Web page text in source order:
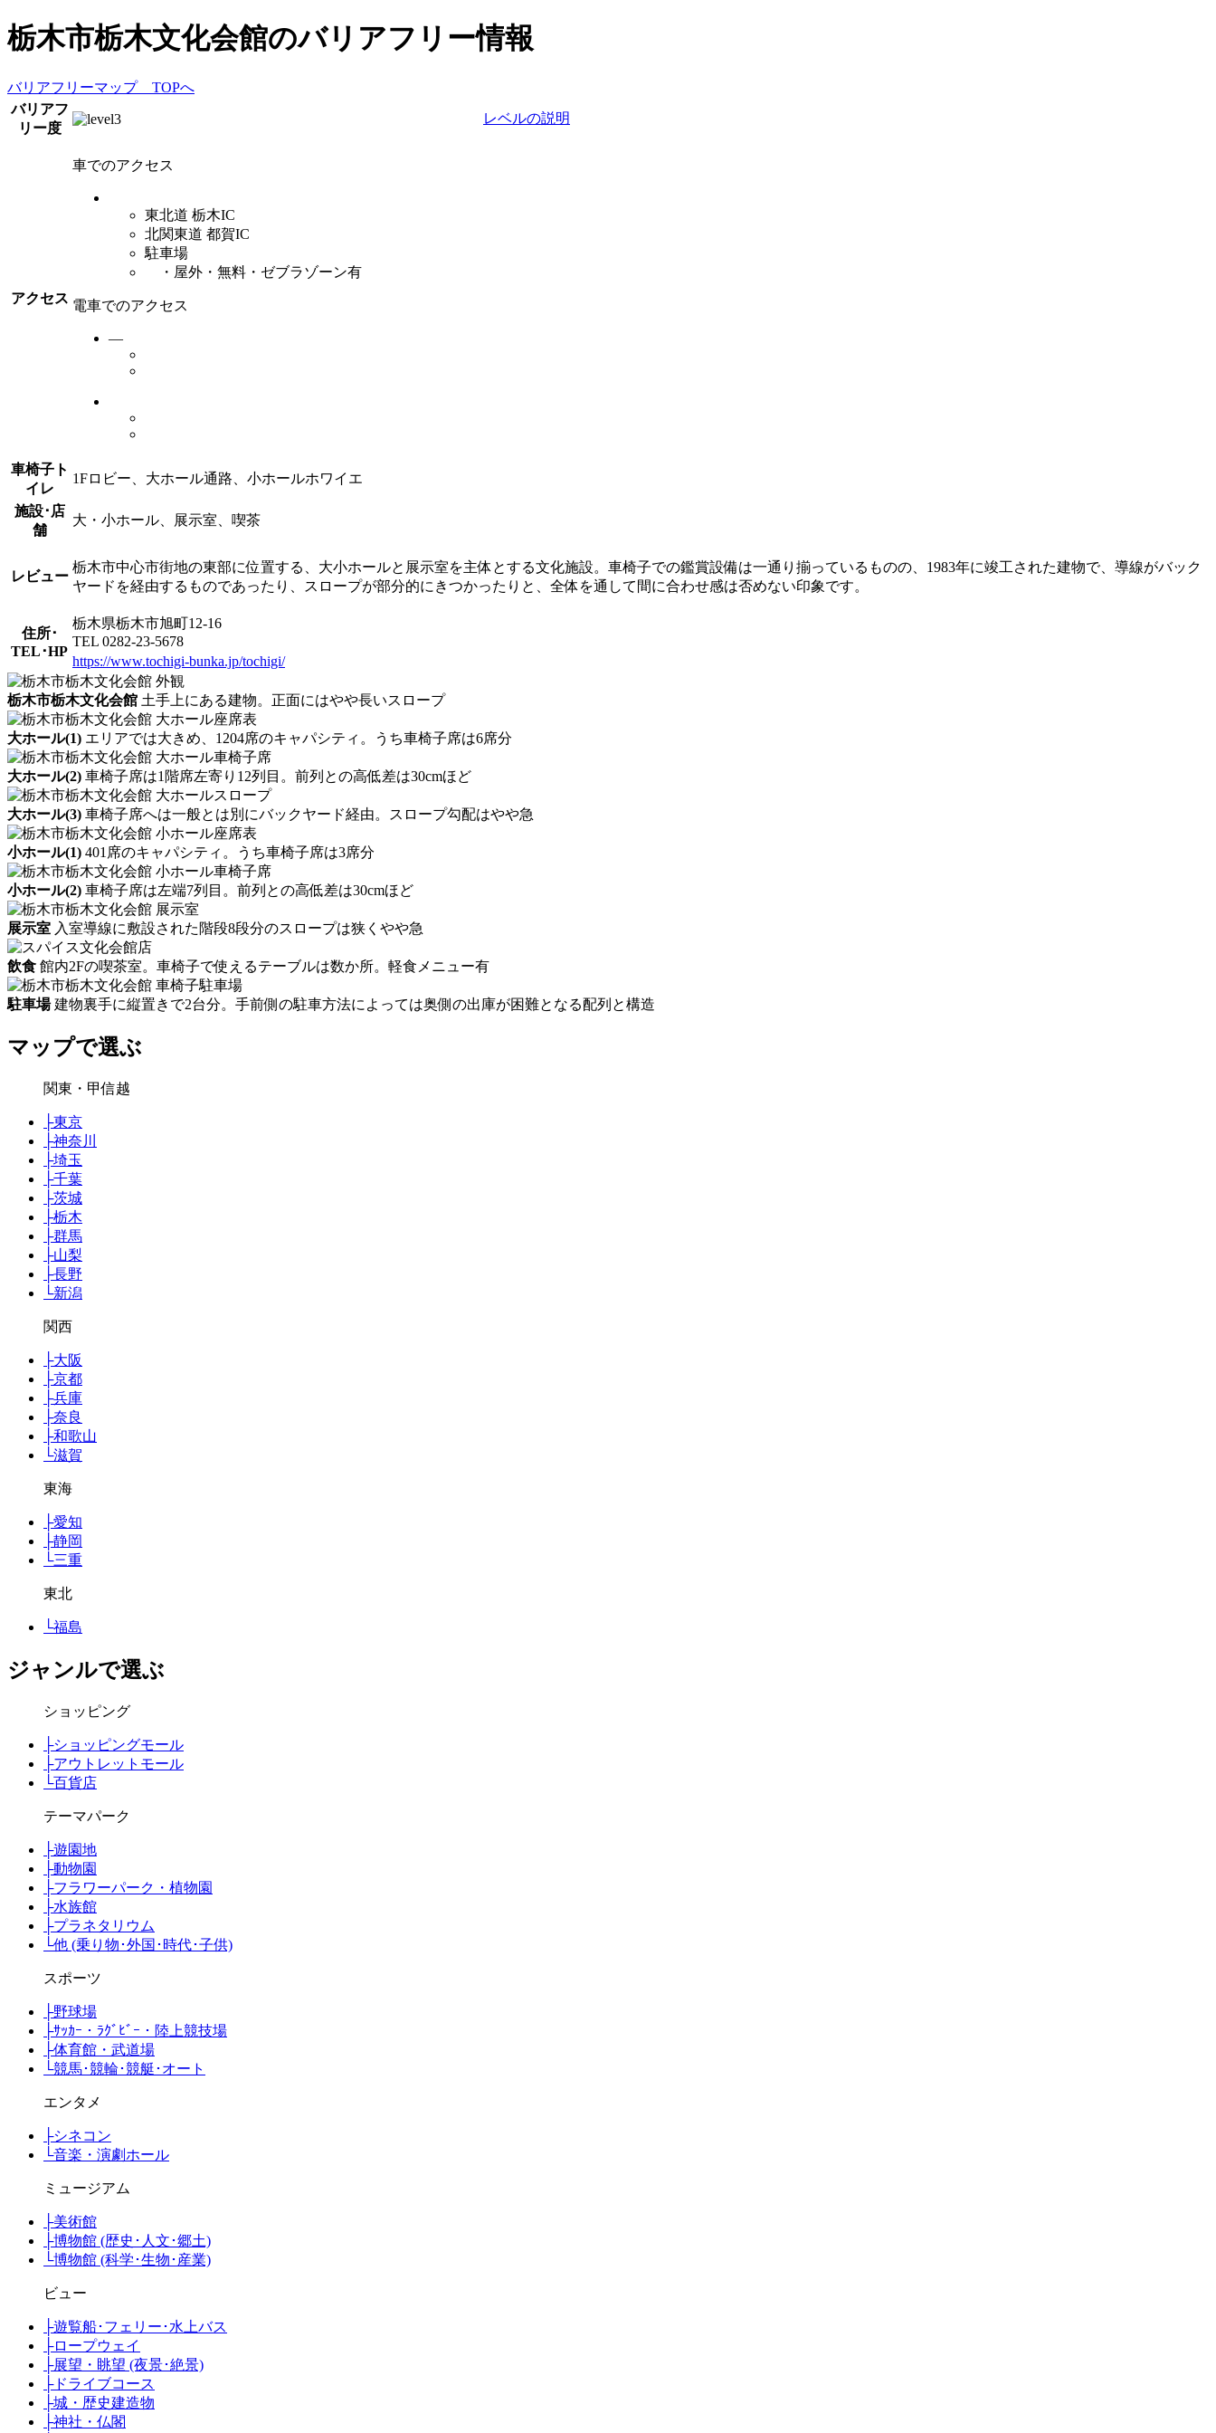
栃木市栃木文化会館のバリアフリー情報
バリアフリーマップ TOPへ
バリアフ
リー度
レベルの説明
アクセス
車でのアクセス
東北道 栃木IC
北関東道 都賀IC
駐車場
・屋外・無料・ゼブラゾーン有
電車でのアクセス
―
車椅子ト
イレ
1Fロビー、大ホール通路、小ホールホワイエ
施設･店
舗
大・小ホール、展示室、喫茶
レビュー
栃木市中心市街地の東部に位置する、大小ホールと展示室を主体とする文化施設。車椅子での鑑賞設備は一通り揃っているものの、1983年に竣工された建物で、導線がバック
ヤードを経由するものであったり、スロープが部分的にきつかったりと、全体を通して間に合わせ感は否めない印象です。
住所･
TEL･HP
栃木県栃木市旭町12-16
TEL 0282-23-5678
https://www.tochigi-bunka.jp/tochigi/
栃木市栃木文化会館 土手上にある建物。正面にはやや長いスロープ
大ホール(1) エリアでは大きめ、1204席のキャパシティ。うち車椅子席は6席分
大ホール(2) 車椅子席は1階席左寄り12列目。前列との高低差は30cmほど
大ホール(3) 車椅子席へは一般とは別にバックヤード経由。スロープ勾配はやや急
小ホール(1) 401席のキャパシティ。うち車椅子席は3席分
小ホール(2) 車椅子席は左端7列目。前列との高低差は30cmほど
展示室 入室導線に敷設された階段8段分のスロープは狭くやや急
飲食 館内2Fの喫茶室。車椅子で使えるテーブルは数か所。軽食メニュー有
駐車場建物裏手に縦置きで2台分。手前側の駐車方法によっては奥側の出庫が困難となる配列と構造
マップで選ぶ
関東・甲信越
├東京
├神奈川
├埼玉
├千葉
├茨城
├栃木
├群馬
├山梨
├長野
└新潟
関西
├大阪
├京都
├兵庫
├奈良
├和歌山
└滋賀
東海
├愛知
├静岡
└三重
東北
└福島
ジャンルで選ぶ
ショッピング
├ショッピングモール
├アウトレットモール
└百貨店
テーマパーク
├遊園地
├動物園
├フラワーパーク・植物園
├水族館
├プラネタリウム
└他 (乗り物･外国･時代･子供)
スポーツ
├野球場
├ｻｯｶｰ・ﾗｸﾞﾋﾞｰ・陸上競技場
├体育館・武道場
└競馬･競輪･競艇･オート
エンタメ
├シネコン
└音楽・演劇ホール
ミュージアム
├美術館
├博物館 (歴史･人文･郷土)
└博物館 (科学･生物･産業)
ビュー
├遊覧船･フェリー･水上バス
├ロープウェイ
├展望・眺望 (夜景･絶景)
├ドライブコース
├城・歴史建造物
├神社・仏閣